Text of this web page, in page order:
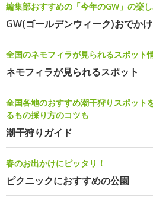
編集部おすすめの「今年のGW」の楽
GW(ゴールデンウィーク)おでか
全国のネモフィラが見られるスポット
ネモフィラが見られるスポット
全国各地のおすすめ潮干狩りスポット
るもの採り方のコツも
潮干狩りガイド
春のお出かけにピッタリ！
ピクニックにおすすめの公園